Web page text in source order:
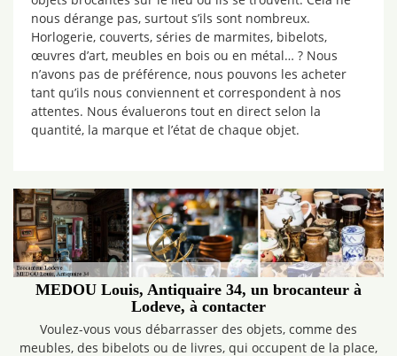
nous dérange pas, surtout s’ils sont nombreux.
Horlogerie, couverts, séries de marmites, bibelots,
œuvres d’art, meubles en bois ou en métal… ? Nous
n’avons pas de préférence, nous pouvons les acheter
tant qu’ils nous conviennent et correspondent à nos
attentes. Nous évaluerons tout en direct selon la
quantité, la marque et l’état de chaque objet.
MEDOU Louis, Antiquaire 34, un brocanteur à
Lodeve, à contacter
Voulez-vous vous débarrasser des objets, comme des
meubles, des bibelots ou de livres, qui occupent de la place,